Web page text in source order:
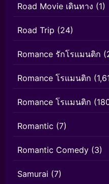
Road Movie เดินทาง (1)
Road Trip (24)
Romance รักโรแมนติก
Romance โรแมนติก
Romance โรแมนติก
Romantic (7)
Romantic Comedy (3)
Samurai (7)